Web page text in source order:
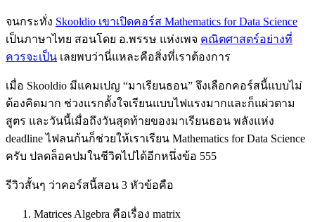
จนกระทั่ง Skooldio เขาเปิดคอร์ส Mathematics for Data Science
เป็นภาษาไทย สอนโดย อ.พรรษ แห่งเพจ คณิตศาสตร์อย่างที่
ควรจะเป็น เลยพบว่านี่แหละคือสิ่งที่เราต้องการ
เมื่อ Skooldio มีแคมเปญ “มาเรียนธอน” จึงเลือกคอร์สนี้แบบไม่
ต้องคิดมาก ช่วงแรกตั้งใจเรียนแบบไฟแรงมากและก็แผ่วตาม
สูตร และวันนี้เมื่อถึงวันสุดท้ายของมาเรียนธอน พลังแห่ง
deadline ไฟลนก้นก็ช่วยให้เราเรียน Mathematics for Data Science
ครับ ปลดล็อคปมในชีวิตไปได้อีกหนึ่งข้อ 555
รีวิวสั้นๆ ว่าคอร์สนี้สอน 3 หัวข้อคือ
Matrices Algebra คือเรื่อง matrix